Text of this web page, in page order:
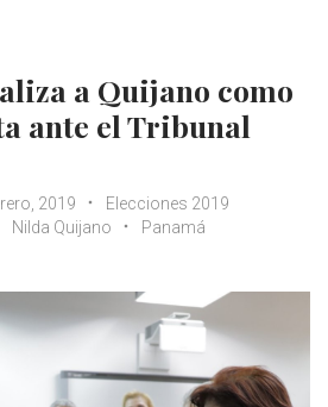
a Quijano como
ante el Tribunal
2019
Elecciones 2019
Nilda Quijano
Panamá